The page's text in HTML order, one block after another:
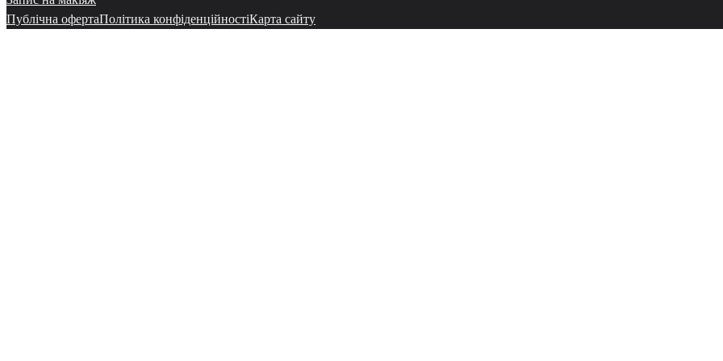
Публічна офертаПолітика конфіденційностіКарта сайту